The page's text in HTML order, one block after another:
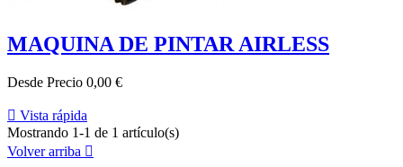
MAQUINA DE PINTAR AIRLESS
Desde Precio 0,00 €
 Vista rápida
Mostrando 1-1 de 1 artículo(s)
Volver arriba 